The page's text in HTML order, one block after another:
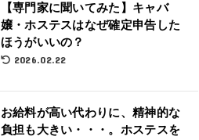
【専門家に聞いてみた】キャバ
嬢・ホステスはなぜ確定申告した
ほうがいいの？
2026.02.22
お給料が高い代わりに、精神的な
負担も大きい・・・。ホステスを